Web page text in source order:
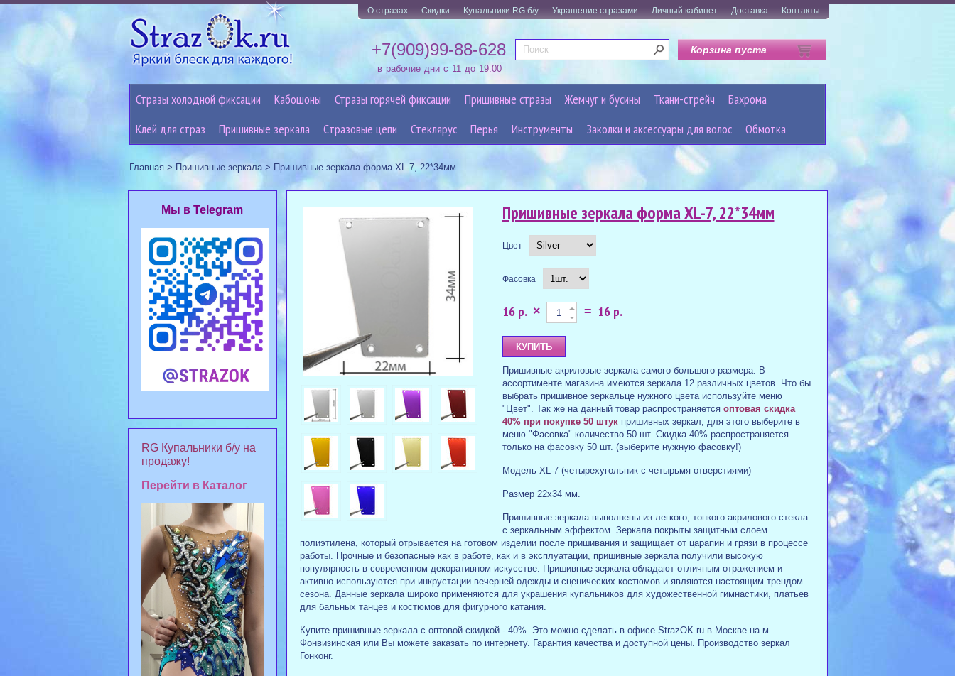
О стразах Скидки Купальники RG б/у Украшение стразами Личный кабинет Доставка Контакты
+7(909)99-88-628
в рабочие дни с 11 до 19:00
Корзина пуста
Стразы холодной фиксации Кабошоны Стразы горячей фиксации Пришивные стразы Жемчуг и бусины Ткани-стрейч
Бахрома
Клей для страз
Пришивные зеркала Cтразовые цепи Стеклярус Перья Инструменты Заколки и аксессуары для волос Обмотка
Главная > Пришивные зеркала> Пришивные зеркала форма XL-7, 22*34мм
Пришивные зеркала форма XL-7, 22*34мм
Цвет
Фасовка
16 р. × = 16 р.
Пришивные акриловые зеркала самого большого размера. В
ассортименте магазина имеются зеркала 12 различных цветов. Что бы
выбрать пришивное зеркальце нужного цвета используйте меню
"Цвет". Так же на данный товар распространяется оптовая скидка
40% при покупке 50 штукпришивных зеркал, для этого выберите в
меню "Фасовка" количество 50 шт. Скидка 40% распространяется
только на фасовку 50 шт. (выберите нужную фасовку!)
Модель XL-7 (четырехугольник с четырьмя отверстиями)
Размер 22х34 мм.
Пришивные зеркала выполнены из легкого, тонкого акрилового стекла
с зеркальным эффектом. Зеркала покрыты защитным слоем
полиэтилена, который отрывается на готовом изделии после пришивания и защищает от царапин и грязи в процессе
работы. Прочные и безопасные как в работе, как и в эксплуатации, пришивные зеркала получили высокую
популярность в современном декоративном искусстве. Пришивные зеркала обладают отличным отражением и
активно используются при инкрустации вечерней одежды и сценических костюмов и являются настоящим трендом
сезона. Данные зеркала широко применяются для украшения купальников для художественной гимнастики, платьев
для бальных танцев и костюмов для фигурного катания.
Купите пришивные зеркала с оптовой скидкой - 40%. Это можно сделать в офисе StrazOK.ru в Москве на м.
Фонвизинская или Вы можете заказать по интернету. Гарантия качества и доступной цены. Производство зеркал
Гонконг.
Мы в Telegram
RG Купальники б/у на
продажу!
Перейти в Каталог